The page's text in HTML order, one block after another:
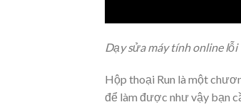
Dạy sửa máy tính online lỗi
Hộp thoại Run là một
để làm được như vậy bạn